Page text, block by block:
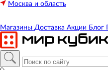
Москва и область
Магазины Доставка Акции Блог